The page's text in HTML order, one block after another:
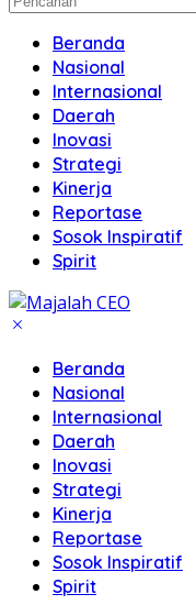
Beranda
Nasional
Internasional
Daerah
Inovasi
Strategi
Kinerja
Reportase
Sosok Inspiratif
Spirit
Beranda
Nasional
Internasional
Daerah
Inovasi
Strategi
Kinerja
Reportase
Sosok Inspiratif
Spirit